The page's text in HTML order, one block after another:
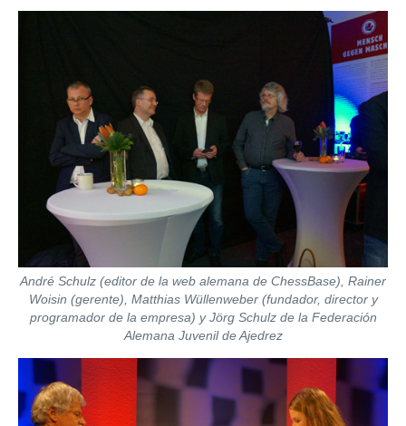
André Schulz (editor de la web alemana de ChessBase), Rainer
Woisin (gerente), Matthias Wüllenweber (fundador, director y
programador de la empresa) y Jörg Schulz de la Federación
Alemana Juvenil de Ajedrez